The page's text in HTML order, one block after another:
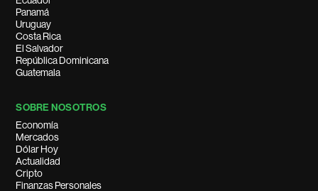
Panamá
Uruguay
Costa Rica
El Salvador
República Dominicana
Guatemala
SOBRE NOSOTROS
Economía
Mercados
Dólar Hoy
Actualidad
Cripto
Finanzas Personales